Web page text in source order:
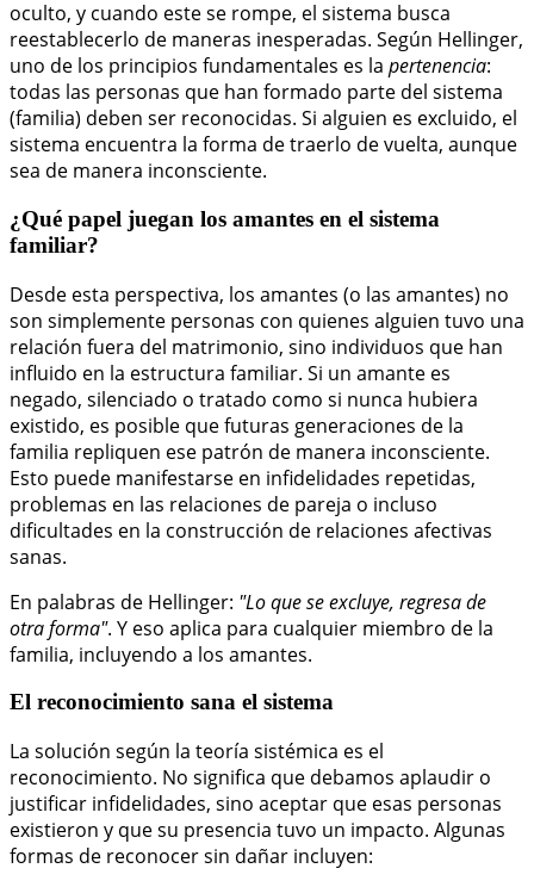
oculto, y cuando este se rompe, el sistema busca
reestablecerlo de maneras inesperadas. Según Hellinger,
uno de los principios fundamentales es la pertenencia:
todas las personas que han formado parte del sistema
(familia) deben ser reconocidas. Si alguien es excluido, el
sistema encuentra la forma de traerlo de vuelta, aunque
sea de manera inconsciente.
¿Qué papel juegan los amantes en el sistema
familiar?
Desde esta perspectiva, los amantes (o las amantes) no
son simplemente personas con quienes alguien tuvo una
relación fuera del matrimonio, sino individuos que han
influido en la estructura familiar. Si un amante es
negado, silenciado o tratado como si nunca hubiera
existido, es posible que futuras generaciones de la
familia repliquen ese patrón de manera inconsciente.
Esto puede manifestarse en infidelidades repetidas,
problemas en las relaciones de pareja o incluso
dificultades en la construcción de relaciones afectivas
sanas.
En palabras de Hellinger: "Lo que se excluye, regresa de
otra forma". Y eso aplica para cualquier miembro de la
familia, incluyendo a los amantes.
El reconocimiento sana el sistema
La solución según la teoría sistémica es el
reconocimiento. No significa que debamos aplaudir o
justificar infidelidades, sino aceptar que esas personas
existieron y que su presencia tuvo un impacto. Algunas
formas de reconocer sin dañar incluyen: